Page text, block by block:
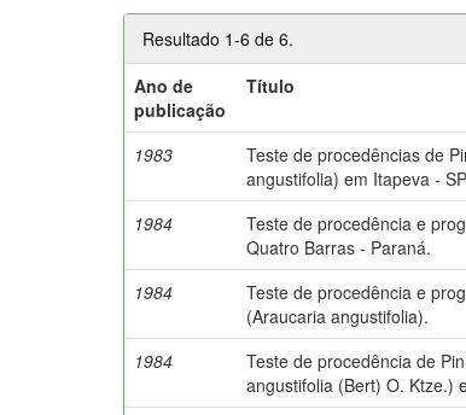
Resultado 1-6 de 6.
Ano de
publicação
Título
1983
Teste de procedências de
angustifolia) em Itapeva -
1984
Teste de procedência e
Quatro Barras - Paraná.
1984
Teste de procedência e
(Araucaria angustifolia).
1984
Teste de procedência de
angustifolia (Bert) O. Ktze.)